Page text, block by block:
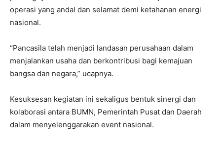
operasi yang andal dan selamat demi ketahanan energi
nasional.
“Pancasila telah menjadi landasan perusahaan dalam
menjalankan usaha dan berkontribusi bagi kemajuan
bangsa dan negara,” ucapnya.
Kesuksesan kegiatan ini sekaligus bentuk sinergi dan
kolaborasi antara BUMN, Pemerintah Pusat dan Daerah
dalam menyelenggarakan event nasional.